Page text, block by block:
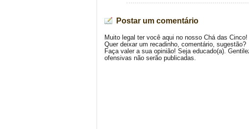
Postar um comentário
Muito legal ter você aqui no nosso Chá das Cinco!
Quer deixar um recadinho, comentário, sugestão?
Faça valer a sua opinião! Seja educado(a).
ofensivas não serão publicadas.